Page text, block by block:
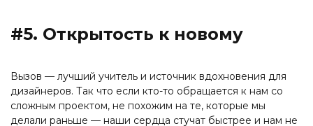
#5. Открытость к новому
Вызов — лучший учитель и источник вдохновения для
дизайнеров. Так что если кто-то обращается к нам со
сложным проектом, не похожим на те, которые мы
делали раньше — наши сердца стучат быстрее и нам не